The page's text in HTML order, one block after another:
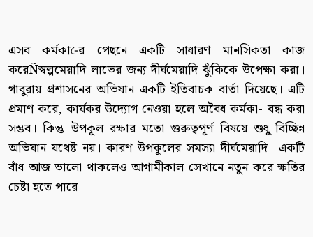
এসব কর্মকা-ের পেছনে একটি সাধারণ মানসিকতা কাজ
করেÑস্বল্পমেয়াদি লাভের জন্য দীর্ঘমেয়াদি ঝুঁকিকে উপেক্ষা করা।
গাবুরায় প্রশাসনের অভিযান একটি ইতিবাচক বার্তা দিয়েছে। এটি
প্রমাণ করে, কার্যকর উদ্যোগ নেওয়া হলে অবৈধ কর্মকা- বন্ধ করা
সম্ভব। কিন্তু উপকূল রক্ষার মতো গুরুত্বপূর্ণ বিষয়ে শুধু বিচ্ছিন্ন
অভিযান যথেষ্ট নয়। কারণ উপকূলের সমস্যা দীর্ঘমেয়াদি। একটি
বাঁধ আজ ভালো থাকলেও আগামীকাল সেখানে নতুন করে ক্ষতির
চেষ্টা হতে পারে।